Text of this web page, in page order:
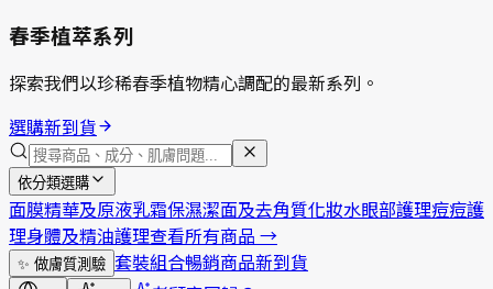
春季植萃系列
探索我們以珍稀春季植物精心調配的最新系列。
選購新到貨
依分類選購
面膜精華及原液乳霜保濕潔面及去角質化妝水眼部護理痘痘護
理身體及精油護理查看所有商品 →
✨ 做膚質測驗 套裝組合暢銷商品新到貨